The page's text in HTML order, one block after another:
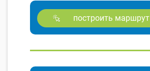
построить маршрут